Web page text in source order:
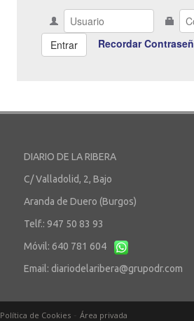
Recordar
DIARIO DE LA RIBERA
C/ Valladolid, 2, Bajo
Aranda de Duero (Burgos)
Telf.: 947 50 83 93
Móvil: 640 781 604
Email: diariodelaribera@grupodr.com
Política de Cookies Área privada